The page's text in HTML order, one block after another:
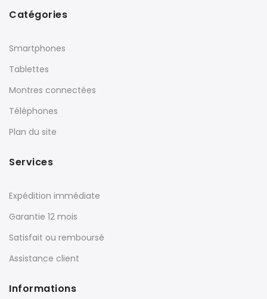
Catégories
Smartphones
Tablettes
Montres connectées
Téléphones
Plan du site
Services
Expédition immédiate
Garantie 12 mois
Satisfait ou remboursé
Assistance client
Informations